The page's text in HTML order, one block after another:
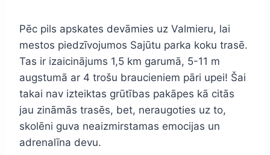
Pēc pils apskates devāmies uz Valmieru, lai
mestos piedzīvojumos Sajūtu parka koku trasē.
Tas ir izaicinājums 1,5 km garumā, 5-11 m
augstumā ar 4 trošu braucieniem pāri upei! Šai
takai nav izteiktas grūtības pakāpes kā citās
jau zināmās trasēs, bet, neraugoties uz to,
skolēni guva neaizmirstamas emocijas un
adrenalīna devu.